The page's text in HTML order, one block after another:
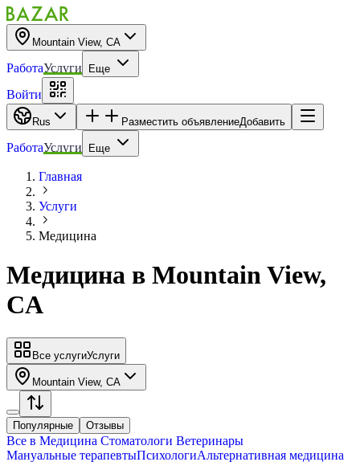
Mountain View, CA
РаботаУслуги Еще
Войти
Rus Разместить объявлениеДобавить
РаботаУслуги Еще
Главная
Услуги
Медицина
Медицина в Mountain View,
CA
Все услугиУслуги
Mountain View, CA
Популярные Отзывы
Все в Медицина Стоматологи Ветеринары
Мануальные терапевтыПсихологиАльтернативная медицина